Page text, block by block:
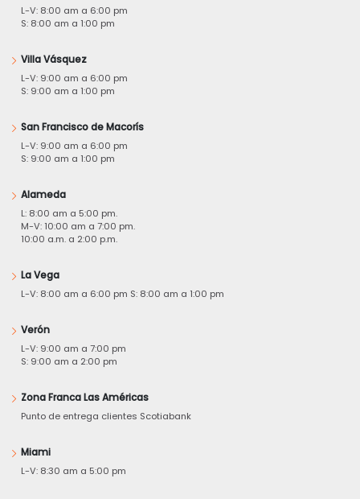
L-V: 8:00 am a 6:00 pm
S: 8:00 am a 1:00 pm
Villa Vásquez
L-V: 9:00 am a 6:00 pm
S: 9:00 am a 1:00 pm
San Francisco de Macorís
L-V: 9:00 am a 6:00 pm
S: 9:00 am a 1:00 pm
Alameda
L: 8:00 am a 5:00 pm.
M-V: 10:00 am a 7:00 pm.
10:00 a.m. a 2:00 p.m.
La Vega
L-V: 8:00 am a 6:00 pm S: 8:00 am a 1:00 pm
Verón
L-V: 9:00 am a 7:00 pm
S: 9:00 am a 2:00 pm
Zona Franca Las Américas
Punto de entrega clientes Scotiabank
Miami
L-V: 8:30 am a 5:00 pm